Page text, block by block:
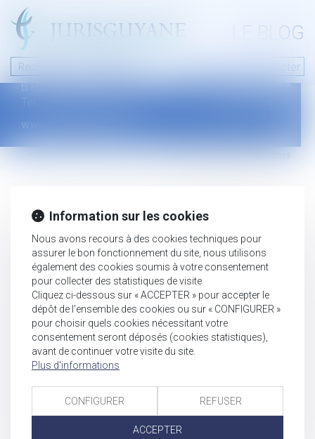
LE BLOG
Nous contacter
46 avenue de la liberté
B.P.315 - 97327 Cayenne Cedex
Tel : +594 594 29 45 35
www.jurisguyane.com
Mentions légales
Information sur les cookies
Nous avons recours à des cookies techniques pour
assurer le bon fonctionnement du site, nous utilisons
également des cookies soumis à votre consentement
pour collecter des statistiques de visite.
Cliquez ci-dessous sur « ACCEPTER » pour accepter le
dépôt de l'ensemble des cookies ou sur « CONFIGURER »
pour choisir quels cookies nécessitant votre
consentement seront déposés (cookies statistiques),
avant de continuer votre visite du site.
Plus d'informations
CONFIGURER REFUSER
ACCEPTER